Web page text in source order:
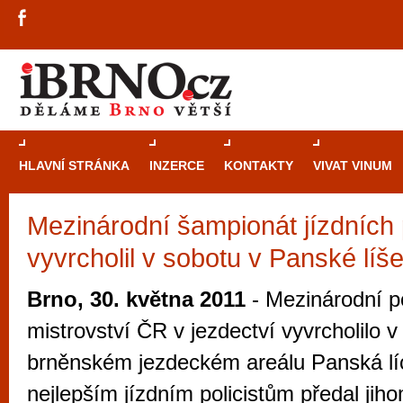
HLAVNÍ STRÁNKA INZERCE KONTAKTY VIVAT VINUM
Mezinárodní šampionát jízdních
vyvrcholil v sobotu v Panské líše
Brno, 30. května 2011 - Mezinárodní
mistrovství ČR v jezdectví vyvrcholilo
brněnském jezdeckém areálu Panská
nejlepším jízdním policistům předal
Průvodce
Brně: Od
Brno je
zajímavé
restaurace,
Mimo jiné je ale také místem, kde si